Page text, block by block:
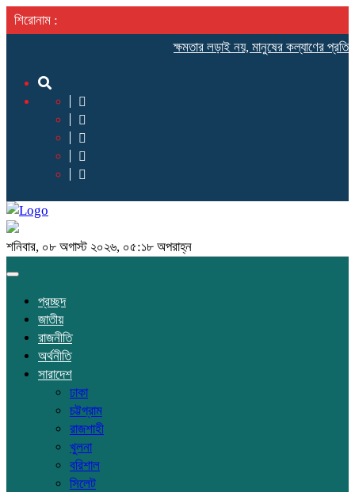
শিরোনাম :
ক্ষমতার লড়াই নয়, মানুষের কল্যাণের
শনিবার, ০৮ অগাস্ট ২০২৬, ০৫:১৮ অপরাহ্ন
Toggle
প্রচ্ছদ
জাতীয়
রাজনীতি
অর্থনীতি
সারাদেশ
ঢাকা
চট্টগ্রাম
রাজশাহী
খুলনা
বরিশাল
সিলেট